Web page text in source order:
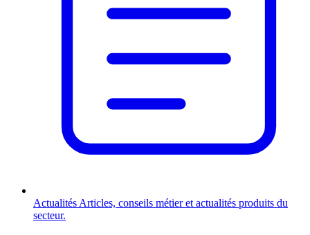
Actualités Articles, conseils métier et actualités produits du
secteur.